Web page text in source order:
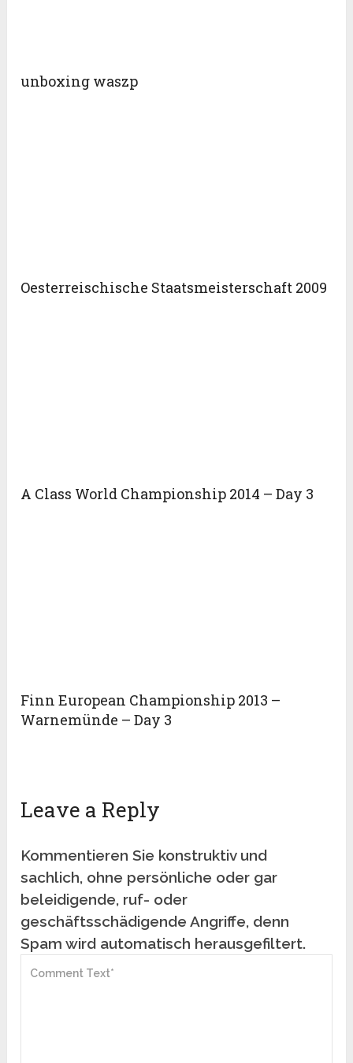
unboxing waszp
Oesterreischische Staatsmeisterschaft 2009
A Class World Championship 2014 – Day 3
Finn European Championship 2013 –
Warnemünde – Day 3
Leave a Reply
Kommentieren Sie konstruktiv und
sachlich, ohne persönliche oder gar
beleidigende, ruf- oder
geschäftsschädigende Angriffe, denn
Spam wird automatisch herausgefiltert.